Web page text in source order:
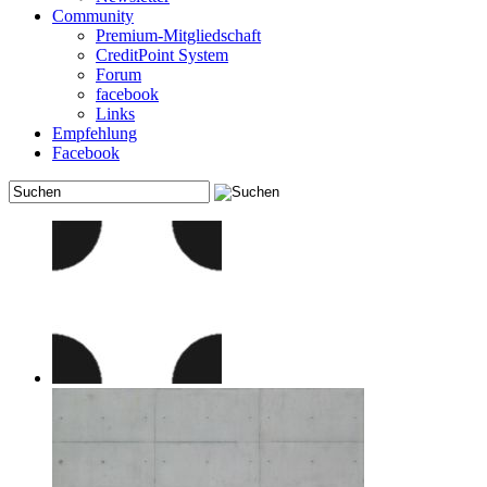
Community
Premium-Mitgliedschaft
CreditPoint System
Forum
facebook
Links
Empfehlung
Facebook